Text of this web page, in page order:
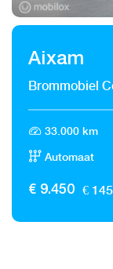
Aixam
Brommobiel
33.000 km
Automaat
€ 9.450 €